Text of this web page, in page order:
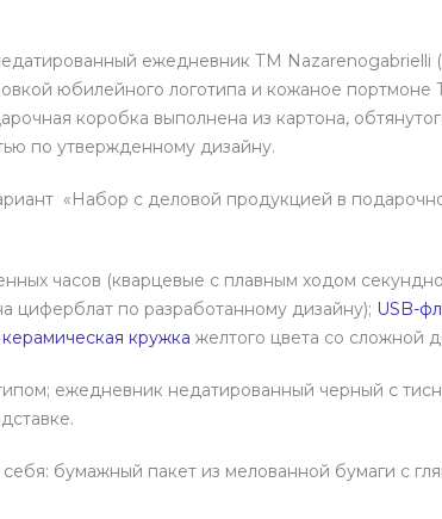
ежедневник ТМ Nazarenogabrielli
юбилейного логотипа и кожаное
коробка выполнена из картона,
по утвержденному дизайну.
«Набор с деловой продукцией в
часов (кварцевые c плавным ходом
циферблат по разработанному дизайну); USB-
керамическая кружка желтого цвета со сложной
ежедневник недатированный черный с
бумажный пакет из мелованной бумаги с